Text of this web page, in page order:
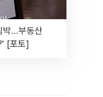
박…부동산
[포토]